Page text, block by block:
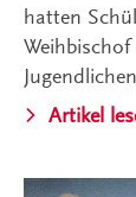
hatten
Artikel